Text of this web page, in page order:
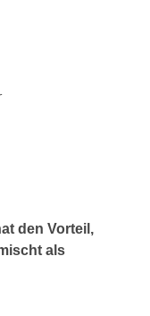
den Vorteil,
als